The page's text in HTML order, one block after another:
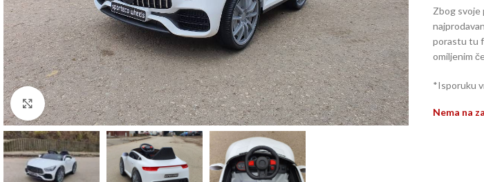
Click to enlarge
Zbog svoje
porastu tu
omiljenim
*Isporuku
Nema na